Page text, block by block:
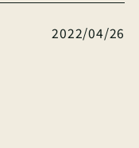
2022/04/26